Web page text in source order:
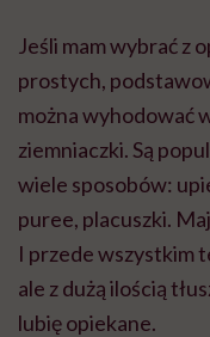
Jeśli mam wybrać z
prostych,
można wyhodować
ziemniaczki. Są
wiele sposobów:
puree, placuszki.
I przede wszystkim
ale z dużą ilością
lubię opiekane.